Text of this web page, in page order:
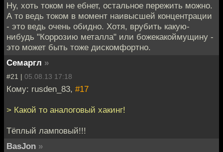
Ну, хоть током не ебнет, остальное пережить можно.
А то ведь током в момент наивысшей концентрации
- это ведь очень обидно. Хотя, врубить какую-
нибудь "Коррозию металла" или божекакоймущину -
это может быть тоже дискомфортно.
Семаргл »
#21 | 05.08.13 17:18
Кому: rusden_83, #17
> Какой то аналоговый хакинг!
Тёплый ламповый!!!
BasJon »